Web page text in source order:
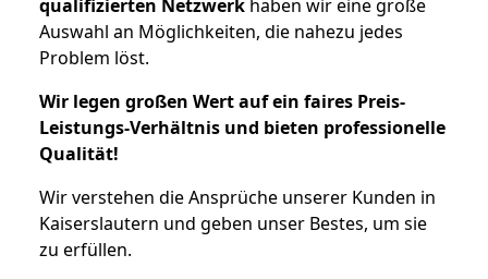
qualifizierten Netzwerk haben wir eine große
Auswahl an Möglichkeiten, die nahezu jedes
Problem löst.
Wir legen großen Wert auf ein faires Preis-
Leistungs-Verhältnis und bieten professionelle
Qualität!
Wir verstehen die Ansprüche unserer Kunden in
Kaiserslautern und geben unser Bestes, um sie
zu erfüllen.